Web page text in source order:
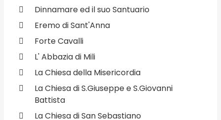
Dinnamare ed il suo Santuario
Eremo di Sant'Anna
Forte Cavalli
L' Abbazia di Mili
La Chiesa della Misericordia
La Chiesa di S.Giuseppe e S.Giovanni
Battista
La Chiesa di San Sebastiano